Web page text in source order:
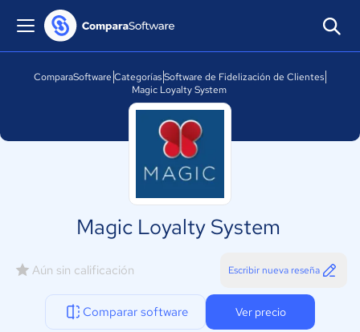
ComparaSoftware CategoríasSoftware de Fidelización de Clientes
Magic Loyalty System
Magic Loyalty System
Aún sin calificación Escribir nueva reseña
Comparar software Ver precio